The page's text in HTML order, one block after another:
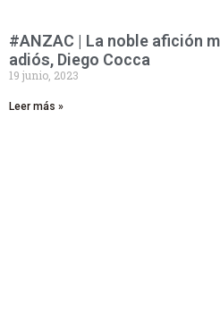
#ANZAC | La noble afición
adiós, Diego Cocca
19 junio, 2023
Leer más »